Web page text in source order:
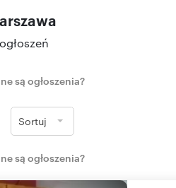
ogłoszeń
są ogłoszenia?
Sortuj
są ogłoszenia?